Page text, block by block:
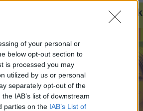
of your personal or
below opt-out section to
is processed you may
utilized by us or personal
separately opt-out of the
IAB’s list of downstream
parties on the IAB’s List of
Mi vagyunk az Utánfutók